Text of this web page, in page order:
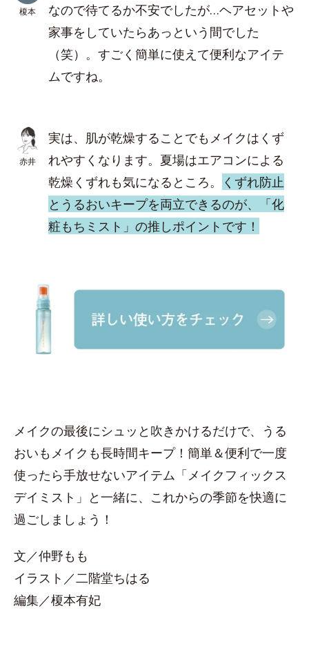
榎本
なので待てるか不安でしたが…ヘアセットや
家事をしていたらあっという間でした
（笑）。すごく簡単に使えて便利なアイテ
ムですね。
赤井
実は、肌が乾燥することでもメイクはくず
れやすくなります。夏場はエアコンによる
乾燥くずれも気になるところ。
くずれ防止
とうるおいキープを両立できるのが、「化
粧もちミスト」の推しポイントです！
メイクの最後にシュッと吹きかけるだけで、うる
おいもメイクも長時間キープ！簡単＆便利で一度
使ったら手放せないアイテム「メイクフィックス
デイミスト」と一緒に、これからの季節を快適に
過ごしましょう！
文／仲野もも
イラスト／二階堂ちはる
編集／榎本有妃